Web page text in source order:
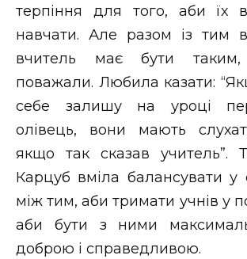
терпіння для того, аби їх
навчати. Але разом із тим
вчитель має бути
поважали. Любила казати:
себе залишу на уроці
олівець, вони мають
якщо так сказав учитель”.
Карцуб вміла балансувати у
між тим, аби тримати учнів у
аби бути з ними
доброю і справедливою.